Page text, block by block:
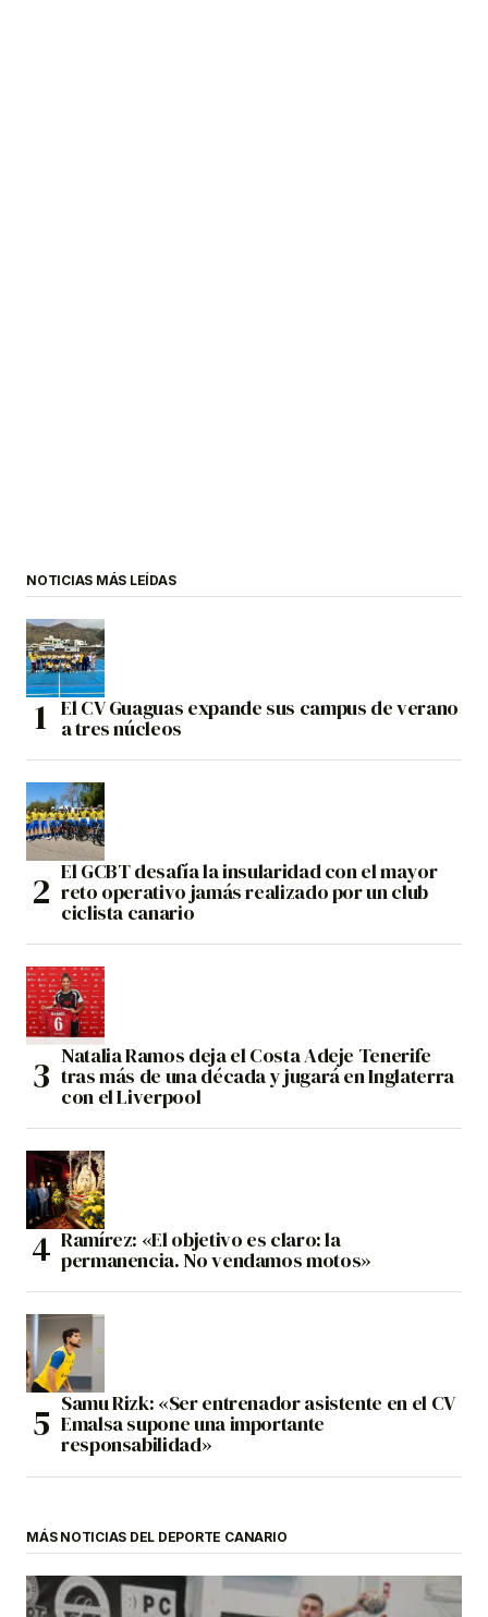
NOTICIAS MÁS LEÍDAS
El CV Guaguas expande sus campus de verano
a tres núcleos
El GCBT desafía la insularidad con el mayor
reto operativo jamás realizado por un club
ciclista canario
Natalia Ramos deja el Costa Adeje Tenerife
tras más de una década y jugará en Inglaterra
con el Liverpool
Ramírez: «El objetivo es claro: la
permanencia. No vendamos motos»
Samu Rizk: «Ser entrenador asistente en el CV
Emalsa supone una importante
responsabilidad»
MÁS NOTICIAS DEL DEPORTE CANARIO